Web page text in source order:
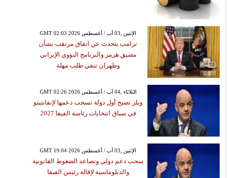
GMT 02:03 2026 الإثنين ,03 آب / أغسطس
ترامب يتحدث عن اتفاق مرتقب بشأن
مضيق هرمز والبرنامج النووي الإيراني
وطهران تنفي طلب مهلة
GMT 02:26 2026 الثلاثاء ,04 آب / أغسطس
ويلز تصبح أول دولة تسحب دعمها لإنفانتينو
في سباق انتخابات رئاسة الفيفا 2027
GMT 19:04 2026 الإثنين ,03 آب / أغسطس
سحب دعم دولي وتصاعد الضغوط القانونية
والدبلوماسية لإقالة رئيس الفيفا